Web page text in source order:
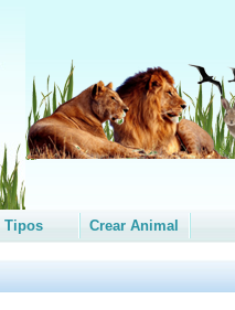
Tipos Crear Animal